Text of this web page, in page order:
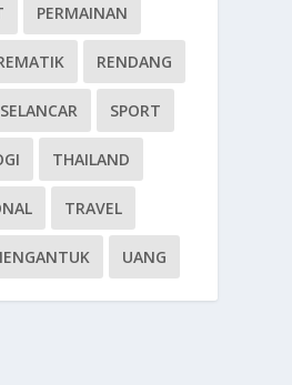
PERMAINAN
RENDANG
SELANCAR SPORT
THAILAND
TRAVEL
UANG